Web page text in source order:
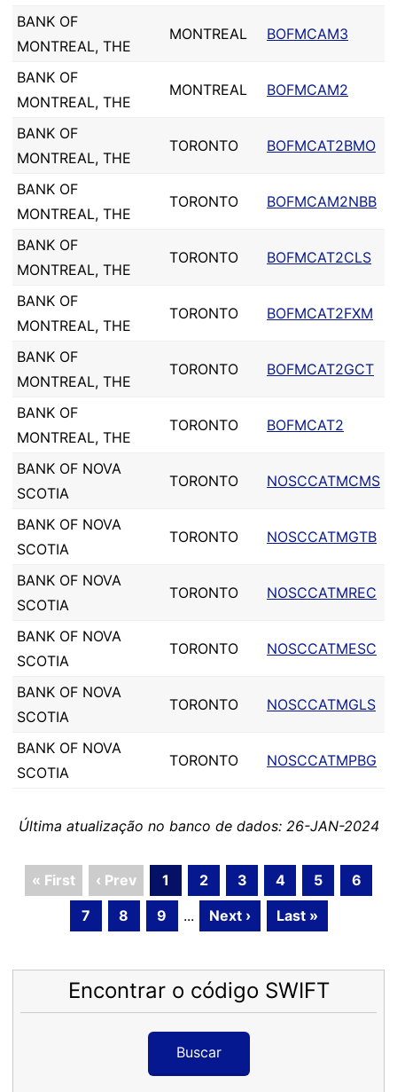
BANK OF
MONTREAL, THE
MONTREAL BOFMCAM3
BANK OF
MONTREAL, THE
MONTREAL BOFMCAM2
BANK OF
MONTREAL, THE
TORONTO BOFMCAT2BMO
BANK OF
MONTREAL, THE
TORONTO BOFMCAM2NBB
BANK OF
MONTREAL, THE
TORONTO BOFMCAT2CLS
BANK OF
MONTREAL, THE
TORONTO BOFMCAT2FXM
BANK OF
MONTREAL, THE
TORONTO BOFMCAT2GCT
BANK OF
MONTREAL, THE
TORONTO BOFMCAT2
BANK OF NOVA
SCOTIA
TORONTO NOSCCATMCMS
BANK OF NOVA
SCOTIA
TORONTO NOSCCATMGTB
BANK OF NOVA
SCOTIA
TORONTO NOSCCATMREC
BANK OF NOVA
SCOTIA
TORONTO NOSCCATMESC
BANK OF NOVA
SCOTIA
TORONTO NOSCCATMGLS
BANK OF NOVA
SCOTIA
TORONTO NOSCCATMPBG
Última atualização no banco de dados: 26-JAN-2024
« First ‹ Prev 1 2 3 4 5
6
7
8 9 ... Next › Last »
Encontrar o código SWIFT
Buscar